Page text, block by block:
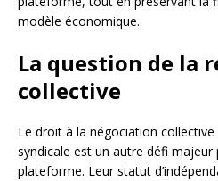
modèle économique.
La question de la
collective
Le droit à la négociation
syndicale est un autre défi majeur
plateforme. Leur statut